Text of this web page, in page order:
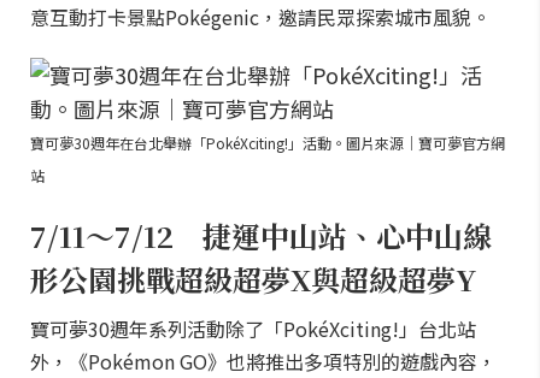
意互動打卡景點Pokégenic，邀請民眾探索城市風貌。
寶可夢30週年在台北舉辦「PokéXciting!」活動。圖片來源｜寶可夢官方網
站
7/11～7/12 捷運中山站、心中山線
形公園挑戰超級超夢X與超級超夢Y
寶可夢30週年系列活動除了「PokéXciting!」台北站
外，《Pokémon GO》也將推出多項特別的遊戲內容，